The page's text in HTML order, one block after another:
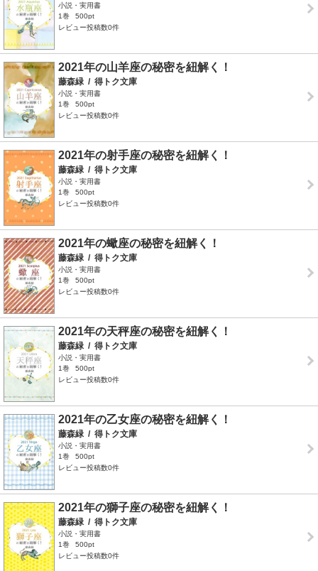
小説・実用書
1巻
500pt
レビュー投稿数0件
2021年の山羊座の秘密を紐解く！
藤森緑 / 得トク文庫
小説・実用書
1巻
500pt
レビュー投稿数0件
2021年の射手座の秘密を紐解く！
藤森緑 / 得トク文庫
小説・実用書
1巻
500pt
レビュー投稿数0件
2021年の蠍座の秘密を紐解く！
藤森緑 / 得トク文庫
小説・実用書
1巻
500pt
レビュー投稿数0件
2021年の天秤座の秘密を紐解く！
藤森緑 / 得トク文庫
小説・実用書
1巻
500pt
レビュー投稿数0件
2021年の乙女座の秘密を紐解く！
藤森緑 / 得トク文庫
小説・実用書
1巻
500pt
レビュー投稿数0件
2021年の獅子座の秘密を紐解く！
藤森緑 / 得トク文庫
小説・実用書
1巻
500pt
レビュー投稿数0件